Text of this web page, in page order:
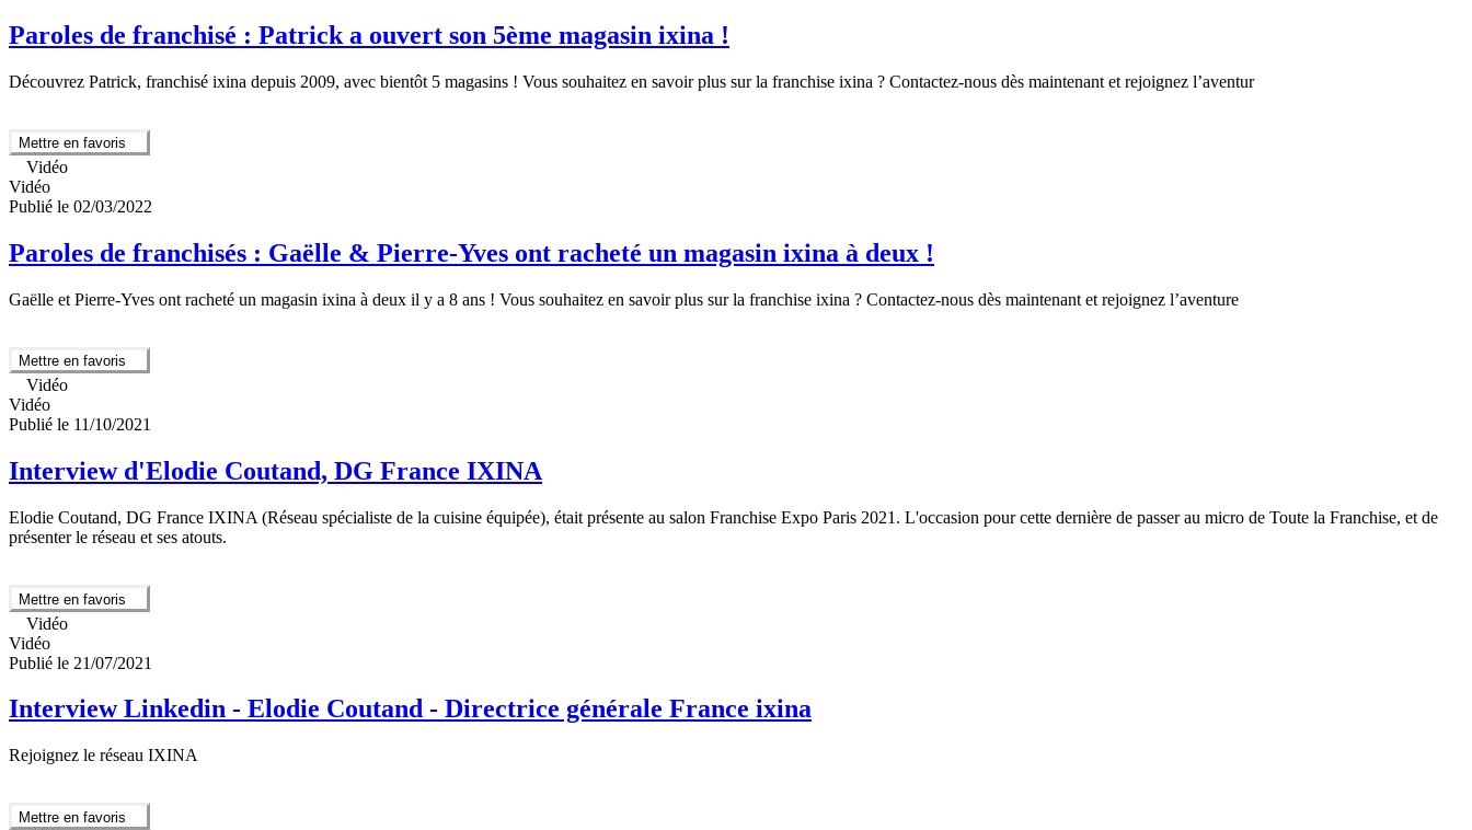
Paroles de franchisé : Patrick a ouvert son 5ème magasin ixina !
Découvrez Patrick, franchisé ixina depuis 2009, avec bientôt 5 magasins ! Vous souhaitez en savoir plus sur la franchise ixina ? Contactez-nous dès maintenant et rejoignez l’aventur
Mettre en favoris
Vidéo
Vidéo
Publié le 02/03/2022
Paroles de franchisés : Gaëlle & Pierre-Yves ont racheté un magasin ixina à deux !
Gaëlle et Pierre-Yves ont racheté un magasin ixina à deux il y a 8 ans ! Vous souhaitez en savoir plus sur la franchise ixina ? Contactez-nous dès maintenant et rejoignez l’aventure
Mettre en favoris
Vidéo
Vidéo
Publié le 11/10/2021
Interview d'Elodie Coutand, DG France IXINA
Elodie Coutand, DG France IXINA (Réseau spécialiste de la cuisine équipée), était présente au salon Franchise Expo Paris 2021. L'occasion pour cette dernière de passer au micro de Toute la Franchise, et de
présenter le réseau et ses atouts.
Mettre en favoris
Vidéo
Vidéo
Publié le 21/07/2021
Interview Linkedin - Elodie Coutand - Directrice générale France ixina
Rejoignez le réseau IXINA
Mettre en favoris